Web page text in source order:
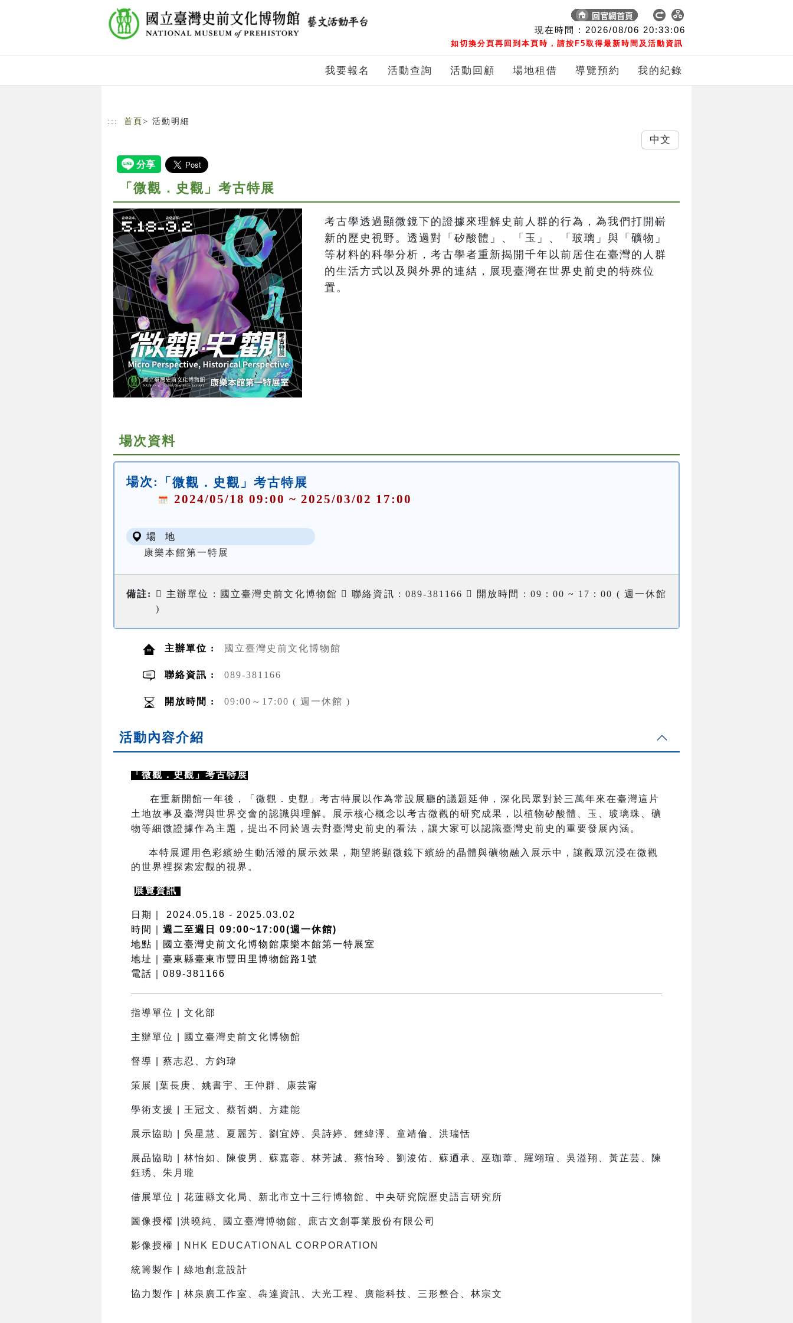
現在時間 : 2026/08/06 20:33:06
如切換分頁再回到本頁時，請按F5取得最新時間及活動資訊
我要報名 活動查詢 活動回顧 場地租借 導覽預約 我的紀錄
::: 首頁 > 活動明細
「微觀．史觀」考古特展
考古學透過顯微鏡下的證據來理解史前人群的行為，為我們打開嶄
新的歷史視野。透過對「矽酸體」、「玉」、「玻璃」與「礦物」
等材料的科學分析，考古學者重新揭開千年以前居住在臺灣的人群
的生活方式以及與外界的連結，展現臺灣在世界史前史的特殊位
場次資料
場次:
「微觀．史觀」考古特展
2024/05/18 09:00 ~ 2025/03/02 17:00
場 地
康樂本館第一特展
備註:
 主辦單位 : 國立臺灣史前文化博物館  聯絡資訊 : 089-381166  開放時間 : 09：00 ~ 17：00 ( 週一休館
)
主辦單位 : 國立臺灣史前文化博物館
聯絡資訊 : 089-381166
開放時間 : 09:00～17:00 ( 週一休館 )
活動內容介紹
「微觀．史觀」考古特展
在重新開館一年後，「微觀．史觀」考古特展以作為常設展廳的議題延伸，深化民眾對於三萬年來在臺灣這片
土地故事及臺灣與世界交會的認識與理解。展示核心概念以考古微觀的研究成果，以植物矽酸體、玉、玻璃珠、礦
物等細微證據作為主題，提出不同於過去對臺灣史前史的看法，讓大家可以認識臺灣史前史的重要發展內涵。
本特展運用色彩繽紛生動活潑的展示效果，期望將顯微鏡下繽紛的晶體與礦物融入展示中，讓觀眾沉浸在微觀
的世界裡探索宏觀的視界。
展覽資訊
日期｜ 2024.05.18 - 2025.03.02
時間｜ 週二至週日 09:00~17:00(週一休館)
地點｜國立臺灣史前文化博物館康樂本館第一特展室
地址｜臺東縣臺東市豐田里博物館路1號
電話｜089-381166
指導單位 | 文化部
主辦單位 | 國立臺灣史前文化博物館
督導 | 蔡志忍、方鈞瑋
策展 |葉長庚、姚書宇、王仲群、康芸甯
學術支援 | 王冠文、蔡哲嫻、方建能
展示協助 | 吳星慧、夏麗芳、劉宜婷、吳詩婷、鍾緯澤、童靖倫、洪瑞恬
展品協助 | 林怡如、陳俊男、蘇嘉蓉、林芳誠、蔡怡玲、劉浚佑、蘇迺承、巫珈葦、羅翊瑄、吳溢翔、黃芷芸、陳
鈺琇、朱月瓏
借展單位 | 花蓮縣文化局、新北市立十三行博物館、中央研究院歷史語言研究所
圖像授權 |洪曉純、國立臺灣博物館、庶古文創事業股份有限公司
影像授權 | NHK EDUCATIONAL CORPORATION
統籌製作 | 綠地創意設計
協力製作 | 林泉廣工作室、犇達資訊、大光工程、廣能科技、三形整合、林宗文